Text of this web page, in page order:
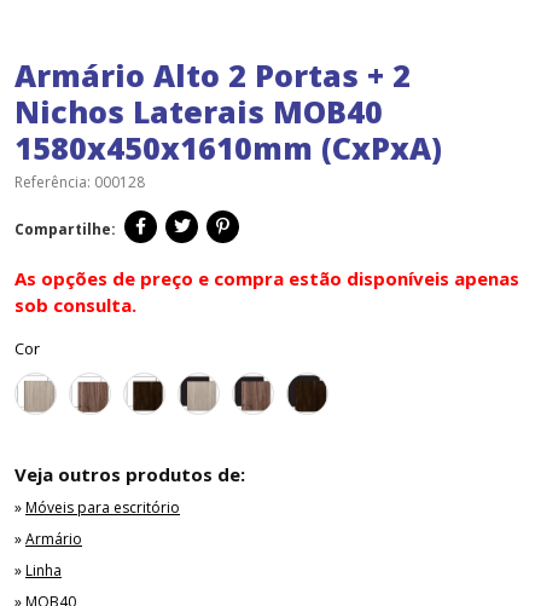
Armário Alto 2 Portas + 2
Nichos Laterais MOB40
1580x450x1610mm (CxPxA)
Referência: 000128
Compartilhe:
As opções de preço e compra estão disponíveis apenas
sob consulta.
Cor
Veja outros produtos de:
»Móveis para escritório
»Armário
»Linha
»MOB40